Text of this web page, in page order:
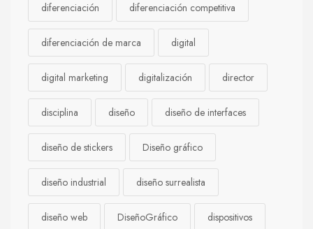
diferenciación diferenciación competitiva
diferenciación de marca digital
digital marketing digitalización director
disciplina diseño diseño de interfaces
diseño de stickers Diseño gráfico
diseño industrial diseño surrealista
diseño web DiseñoGráfico dispositivos